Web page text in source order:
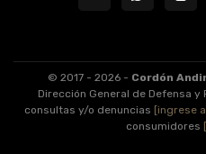
© 2017 - 2026 - Cordón
Dirección General de Defensa y
consultas y/o denuncias [ingrese
consumidores